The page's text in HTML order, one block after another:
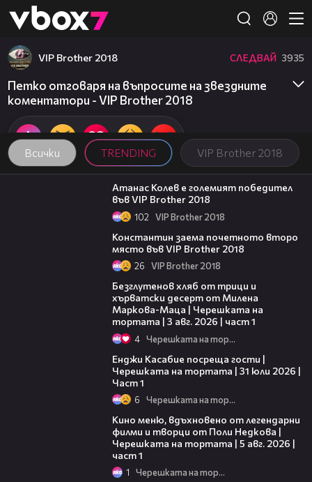
👾
Всички TRENDING VIP Brother 2018
VIP Brother 2018 СЛЕДВАЙ 3935
Петко отговаря на въпросите на звездните
коментатори - VIP Brother 2018
06:03
Атанас Колев е големият победител
във VIP Brother 2018
102 VIP Brother 2018
Константин заема почетното второ
място във VIP Brother 2018
26 VIP Brother 2018
Безглутенов хляб от трици и
хърватски десерт от Милена
Маркова-Маца | Черешката на
тортата | 3 авг. 2026 | част 1
4 Черешката на тортата
Енджи Касабие посреща гости |
Черешката на тортата | 31 юли 2026 |
Част 1
6 Черешката на тортата
Кино меню, вдъхновено от легендарни
филми и творци от Поли Недкова |
Черешката на тортата | 5 авг. 2026 |
част 1
1 Черешката на тортата